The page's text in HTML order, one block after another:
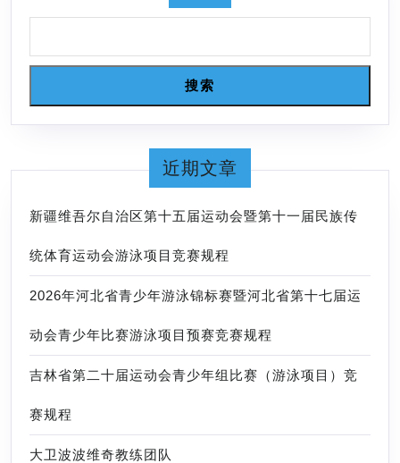
二
成
刷
汪
儿、
曾
亮
（保
三
搜索
近期文章
新疆维吾尔自治区第十五届运动会暨第十一届民族传
统体育运动会游泳项目竞赛规程
2026年河北省青少年游泳锦标赛暨河北省第十七届运
动会青少年比赛游泳项目预赛竞赛规程
吉林省第二十届运动会青少年组比赛（游泳项目）竞
赛规程
大卫波波维奇教练团队